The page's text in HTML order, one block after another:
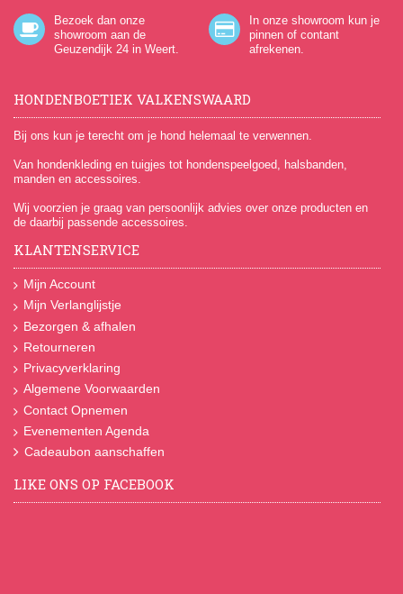
Bezoek dan onze
showroom aan de
Geuzendijk 24 in Weert.
In onze showroom kun je
pinnen of contant
afrekenen.
HONDENBOETIEK VALKENSWAARD
Bij ons kun je terecht om je hond helemaal te verwennen.
Van hondenkleding en tuigjes tot hondenspeelgoed, halsbanden,
manden en accessoires.
Wij voorzien je graag van persoonlijk advies over onze producten en
de daarbij passende accessoires.
KLANTENSERVICE
Mijn Account
Mijn Verlanglijstje
Bezorgen & afhalen
Retourneren
Privacyverklaring
Algemene Voorwaarden
Contact Opnemen
Evenementen Agenda
Cadeaubon aanschaffen
LIKE ONS OP FACEBOOK